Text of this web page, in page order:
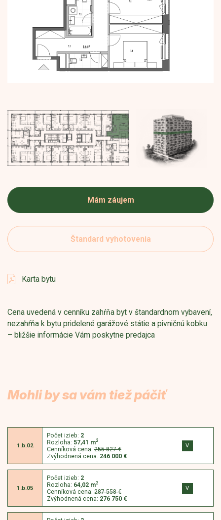
Mám záujem
Štandard vyhotovenia
Karta bytu
Cena uvedená v cenníku zahŕňa byt v štandardnom vybavení,
nezahŕňa k bytu pridelené garážové státie a pivničnú kobku
– bližšie informácie Vám poskytne predajca
Mohli by sa vám tiež páčiť
1.b.02
Počet izieb: 2
Rozloha: 57,41 m2
Cenníková cena:255 827 €
Zvýhodnená cena: 246 000 €
V
1.b.05
Počet izieb: 2
Rozloha: 64,02 m2
Cenníková cena:287 558 €
Zvýhodnená cena: 276 750 €
V